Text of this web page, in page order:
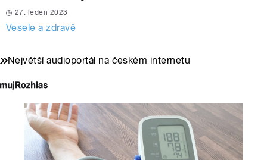
27. leden 2023
Vesele a zdravě
Největší audioportál na českém internetu